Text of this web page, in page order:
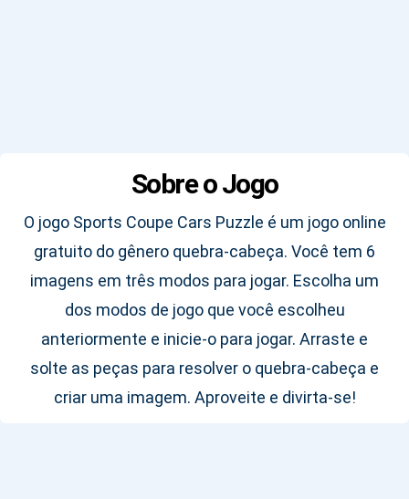
Sobre o Jogo
O jogo Sports Coupe Cars Puzzle é um jogo online
gratuito do gênero quebra-cabeça. Você tem 6
imagens em três modos para jogar. Escolha um
dos modos de jogo que você escolheu
anteriormente e inicie-o para jogar. Arraste e
solte as peças para resolver o quebra-cabeça e
criar uma imagem. Aproveite e divirta-se!